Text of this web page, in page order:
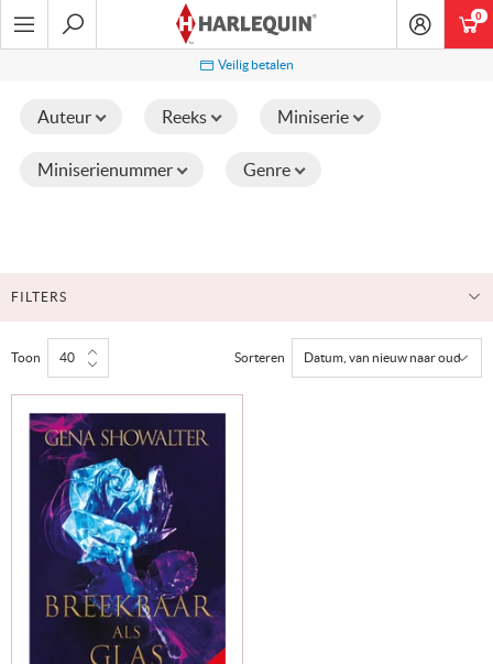
Ga
naar
Veilig betalen
Auteur Reeks Miniserie
Miniserienummer Genre
FILTERS
Toon Sorteren
0